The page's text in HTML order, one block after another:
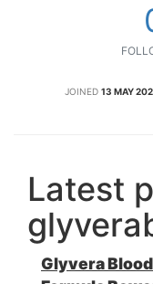
JOINED 13 MAY
Latest
Glyvera